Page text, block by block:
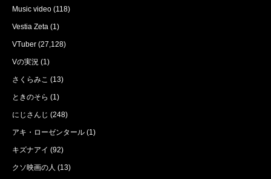
Music video (118)
Vestia Zeta (1)
VTuber (27,128)
Vの実況 (1)
さくらみこ (13)
ときのそら (1)
にじさんじ (248)
アキ・ローゼンタール (1)
キズナアイ (92)
クソ映画の人 (13)